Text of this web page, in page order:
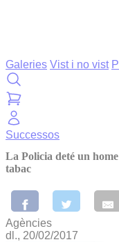
Galeries Vist i no vist
Successos
La Policia deté un
tabac
Agències
dl., 20/02/2017